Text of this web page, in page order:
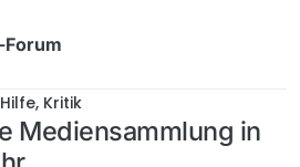
Kritik
Mediensammlung in